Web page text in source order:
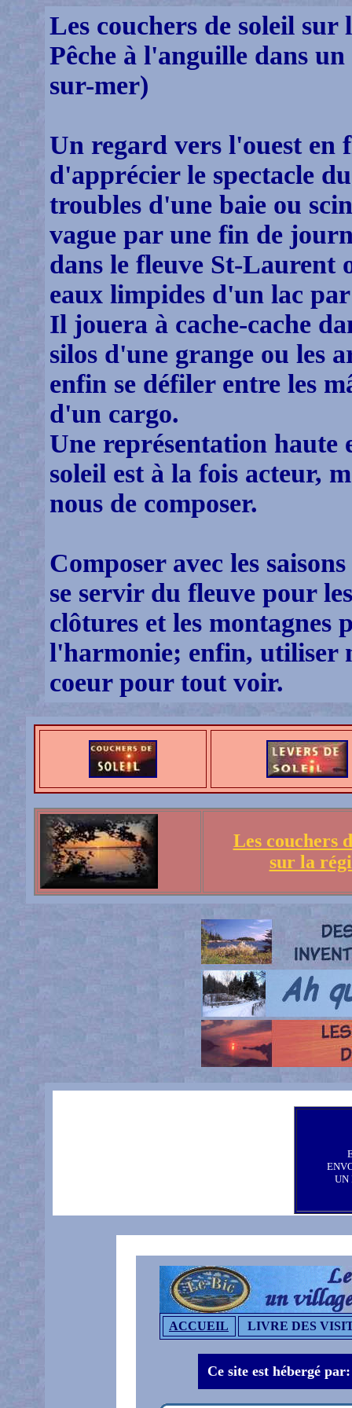
Les couchers de soleil sur
Pêche à l'anguille dans
sur-mer)
Un regard vers l'ouest en
d'apprécier le spectacle
troubles d'une baie ou
vague par une fin de
dans le fleuve St-Laurent
eaux limpides d'un lac
Il jouera à cache-cache
silos d'une grange ou les
enfin se défiler entre les
d'un cargo.
Une représentation haute
soleil est à la fois acteur,
nous de composer.
Composer avec les
se servir du fleuve pour
clôtures et les montagnes
l'harmonie; enfin, utiliser
coeur pour tout voir.
Les couchers
sur la
UN
ACCUEIL LIVRE DES
Ce site est hébergé par: